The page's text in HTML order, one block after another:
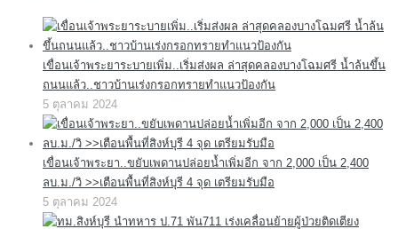
เขื่อนเจ้าพระยาระบายเพิ่ม..เริ่มส่งผล ล่าสุดคลองบางโฉมศรี น้ำล้นขึ้น
ถนนแล้ว..ชาวบ้านเร่งกรอกทรายทำแนวป้องกัน
5 ตุลาคม 2024
เขื่อนเจ้าพระยา..ขยับเพดานปล่อยน้ำเพิ่มอีก จาก 2,000 เป็น 2,400
ลบ.ม./วิ >>เตือนพื้นที่สิงห์บุรี 4 จุด เตรียมรับมือ
5 ตุลาคม 2024